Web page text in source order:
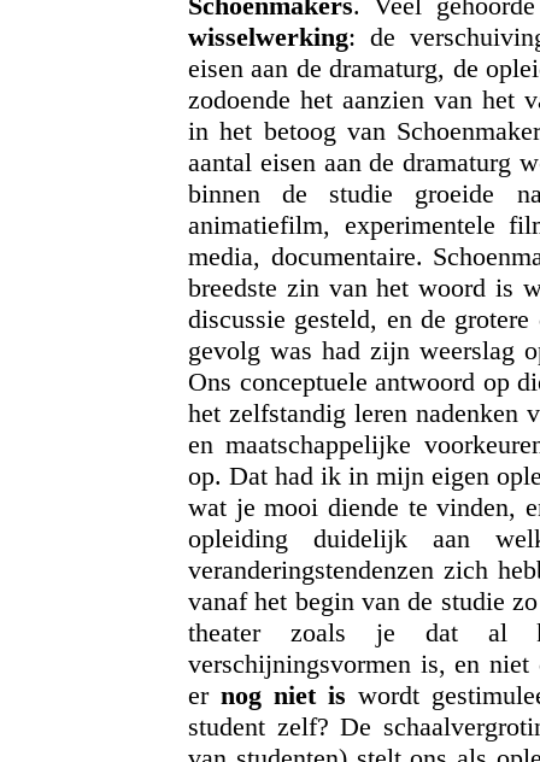
wisselwerking: de
eisen aan de dramaturg, de
zodoende het aanzien van het
in het betoog van
aantal eisen aan de dramaturg
binnen de studie groeide
animatiefilm, experimentele
media, documentaire.
breedste zin van het woord is
discussie gesteld, en de
gevolg was had zijn weerslag
Ons conceptuele antwoord op
het zelfstandig leren nadenken
en maatschappelijke
op. Dat had ik in mijn eigen
wat je mooi diende te vinden,
opleiding duidelijk aan
veranderingstendenzen zich
vanaf het begin van de studie
theater zoals je dat al
verschijningsvormen is, en
er nog niet is wordt
student zelf? De